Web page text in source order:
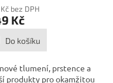
Kč bez DPH
Kč
Do košíku
tlumení, prstence a
produkty pro okamžitou